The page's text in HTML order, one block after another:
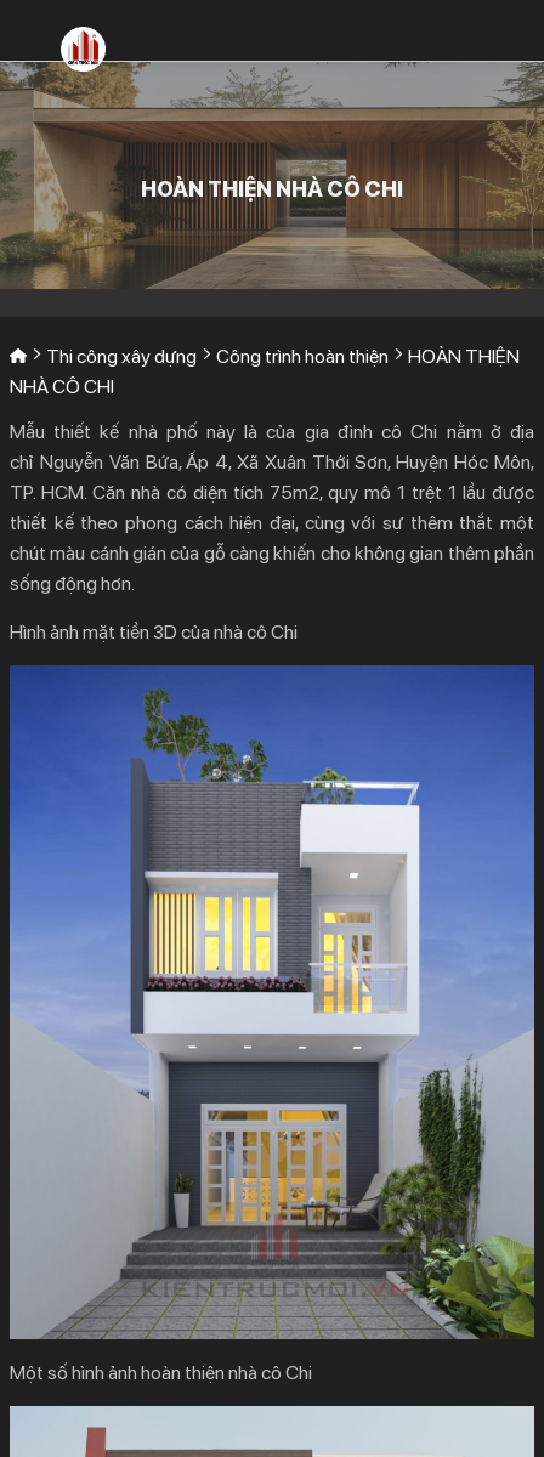
nội
dung
HOÀN THIỆN NHÀ CÔ CHI
Thi công xây dựng Công trình hoàn thiện
HOÀN THIỆN
NHÀ CÔ CHI
Mẫu thiết kế nhà phố này là của gia đình cô Chi nằm ở địa
chỉ Nguyễn Văn Bứa, Ấp 4, Xã Xuân Thới Sơn, Huyện Hóc Môn,
TP. HCM. Căn nhà có diện tích 75m2, quy mô 1 trệt 1 lầu được
thiết kế theo phong cách hiện đại, cùng với sự thêm thắt một
chút màu cánh gián của gỗ càng khiến cho không gian thêm phần
sống động hơn.
Hình ảnh mặt tiền 3D của nhà cô Chi
Một số hình ảnh hoàn thiện nhà cô Chi